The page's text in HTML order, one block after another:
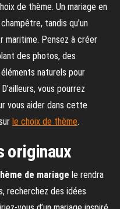
de thème. Un mariage en
tandis qu’un
maritime. Pensez à créer
des photos, des
naturels pour
vous pourrez
vous aider dans cette
le choix de thème.
originaux
de mariage le rendra
recherchez des idées